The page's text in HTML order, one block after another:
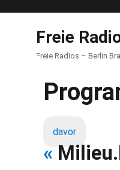
Freie
Freie Radios – Berlin
davor
«